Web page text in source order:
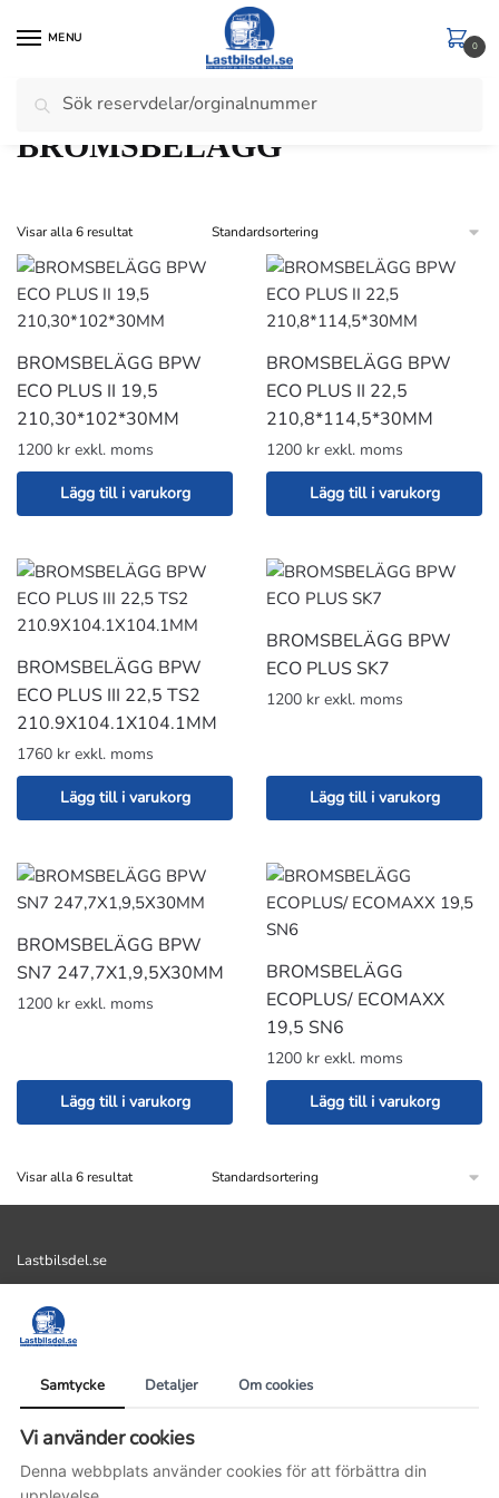
Samtycke Detaljer Om cookies
Vi använder cookies
Denna webbplats använder cookies för att förbättra din
MENU
efter:
0
Hem Släp BROMSOK SKIVOR KLOSSAR / BROMSBELÄGG
BROMSBELÄGG
Visar alla 6 resultat
BROMSBELÄGG BPW
ECO PLUS II 19,5
210,30*102*30MM
1200 kr exkl. moms
Lägg till i varukorg
BROMSBELÄGG BPW
ECO PLUS II 22,5
210,8*114,5*30MM
1200 kr exkl. moms
Lägg till i varukorg
BROMSBELÄGG BPW
ECO PLUS III 22,5 TS2
210.9X104.1X104.1MM
1760 kr exkl. moms
Lägg till i varukorg
BROMSBELÄGG BPW
ECO PLUS SK7
1200 kr exkl. moms
Lägg till i varukorg
BROMSBELÄGG BPW
SN7 247,7X1,9,5X30MM
1200 kr exkl. moms
Lägg till i varukorg
BROMSBELÄGG
ECOPLUS/ ECOMAXX
19,5 SN6
1200 kr exkl. moms
Lägg till i varukorg
Visar alla 6 resultat
Lastbilsdel.se
AllMek i Vadstena AB
Lastbilsdel.se
Kastad 103
59291 Vadstena
Organisationsnummer: 559358-5531